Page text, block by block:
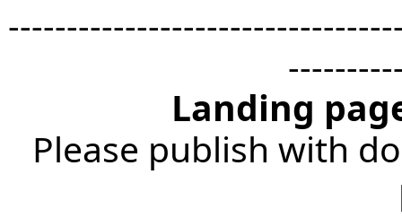
Landing
Please publish with